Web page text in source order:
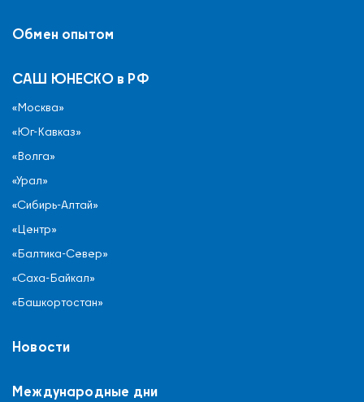
Обмен опытом
САШ ЮНЕСКО в РФ
«Москва»
«Юг-Кавказ»
«Волга»
«Урал»
«Сибирь-Алтай»
«Центр»
«Балтика-Север»
«Саха-Байкал»
«Башкортостан»
Новости
Международные дни